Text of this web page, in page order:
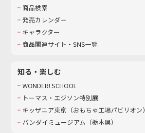
商品検索
発売カレンダー
キャラクター
商品関連サイト・SNS一覧
知る・楽しむ
WONDER! SCHOOL
トーマス・エジソン特別展
キッザニア東京（おもちゃ工場パビリオン）​
バンダイミュージアム（栃木県）